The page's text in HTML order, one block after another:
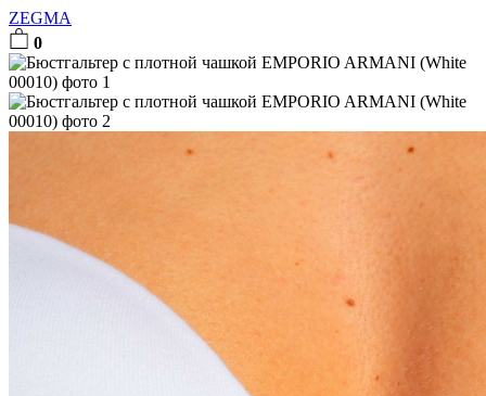
ZEGMA
0